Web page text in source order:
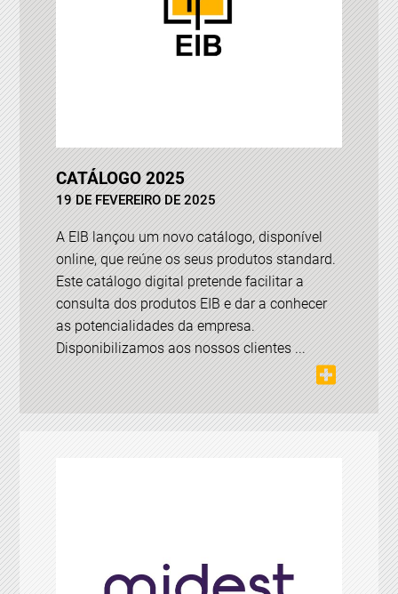
CATÁLOGO 2025
19 DE FEVEREIRO DE 2025
A EIB lançou um novo catálogo, disponível
online, que reúne os seus produtos standard.
Este catálogo digital pretende facilitar a
consulta dos produtos EIB e dar a conhecer
as potencialidades da empresa.
Disponibilizamos aos nossos clientes ...